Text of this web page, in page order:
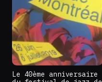
Le 40ème anniversaire